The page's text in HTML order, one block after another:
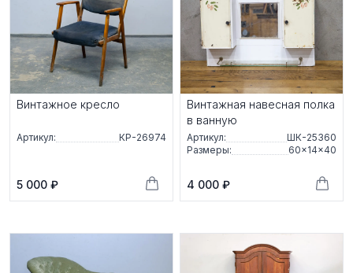
Винтажное кресло
Артикул: КР-26974
5 000 ₽
Винтажная навесная полка
в ванную
Артикул:
ШК-25360
Размеры:
60×14×40
4 000 ₽